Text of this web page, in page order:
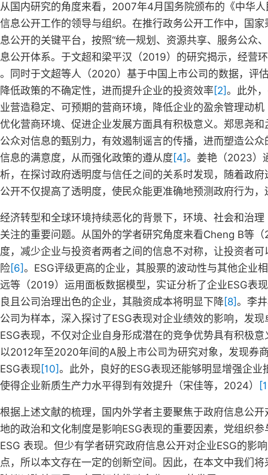
从国内研究的角度来看，2007年4月国务院颁布的《中华
信息公开工作的领导与组织。在推行政务公开工作中，国
息公开的关键平台，按照“统一规划、资源共享、服务公众
息公开体系。于文超和梁平汉（2019）的研究揭示，经营
。同时于文超等人（2020）基于中国上市公司的数据，评
降低政策的不确定性，进而提升企业的投资效率[2]。此外
业营造稳定、可预期的营商环境，降低企业的盈余管理动
优化营商环境、促进企业发展方面具有积极意义。郑思尧
公众对信息的甄别力，有效遏制谣言的传播，进而塑造公
信息的满意度，从而强化政策的遵从度 [4]。姜艳（2023）
析，在探讨政府透明度与信任之间的关系时发现，随着政
公开不仅提高了透明度，使民众能更准确地预测政府行为
经济转型和全球环境持续恶化的背景下，环境、社会和治
关注的重要问题。从国外的学者研究角度来看Cheng B等
度，减少企业与投资者两者之间的信息不对称，让投资者
险[6]。ESG评级更高的企业，其股票的波动性与其他企业
远等（2019）运用面板数据模型，实证分析了企业ESG表
良且公司治理出色的企业，其融资成本将明显下降[8]。李
公司为样本，深入探讨了ESG表现对企业绩效的影响，发
ESG表现，不仅对企业自身形成潜在的竞争优势具有积极
以2012年至2020年间的A股上市公司为研究对象，发现券
ESG表现[10]。此外，良好的ESG表现还能够明显增强企
使得企业新质生产力水平得到有效提升（宋佳等，2024）
根据上述文献的梳理，国内外学者主要聚焦于政府信息公
地的政治和文化制度是影响ESG表现的重要因素，党组织
ESG 表现。但少有学者研究政府信息公开对企业ESG的影
点，所以本文存在一定的创新空间。因此，在本文中我们